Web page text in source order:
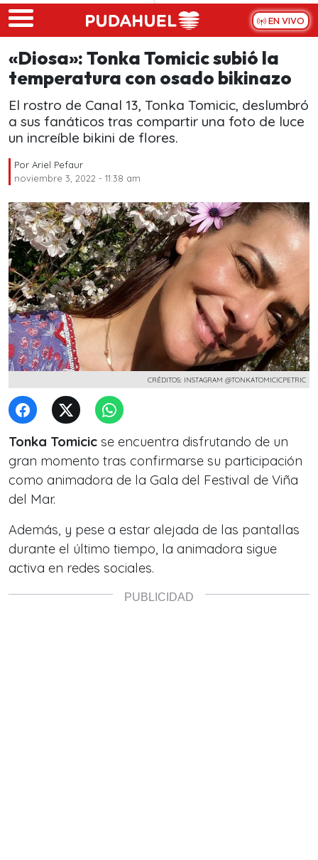
Skip to main content
EN VIVO
«Diosa»: Tonka Tomicic subió la
temperatura con osado bikinazo
El rostro de Canal 13, Tonka Tomicic, deslumbró
a sus fanáticos tras compartir una foto de luce
un increíble bikini de flores.
Por Ariel Pefaur
noviembre 3, 2022 - 11:38 am
CRÉDITOS: INSTAGRAM @TONKATOMICICPETRIC
Tonka Tomicic se encuentra disfrutando de un
gran momento tras confirmarse su participación
como animadora de la Gala del Festival de Viña
del Mar.
Además, y pese a estar alejada de las pantallas
durante el último tiempo, la animadora sigue
activa en redes sociales.